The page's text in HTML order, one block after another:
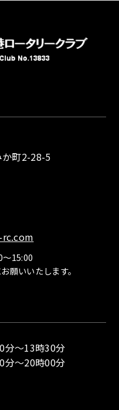
町2-28-5
15:00
願いいたします。
～13時30分
～20時00分